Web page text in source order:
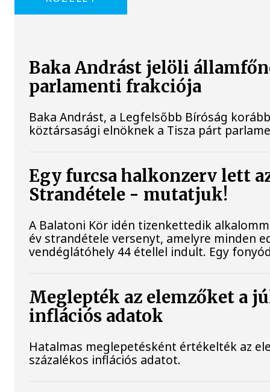
Baka Andrást jelöli
parlamenti frakciója
Baka Andrást, a Legfelsőbb Bíróság
köztársasági elnöknek a Tisza párt
Egy furcsa halkonzerv lett
Strandétele - mutatjuk!
A Balatoni Kör idén tizenkettedik
év strandétele versenyt, amelyre minden
vendéglátóhely 44 étellel indult. Egy
Meglepték az elemzőket a
inflációs adatok
Hatalmas meglepetésként értékelték az
százalékos inflációs adatot.